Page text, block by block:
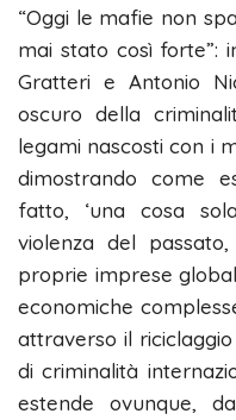
“Oggi le mafie non
mai stato così forte”:
Gratteri e Antonio
oscuro della
legami nascosti con i
dimostrando come
fatto, ‘una cosa
violenza del
proprie imprese
economiche
attraverso il
di criminalità
estende ovunque,